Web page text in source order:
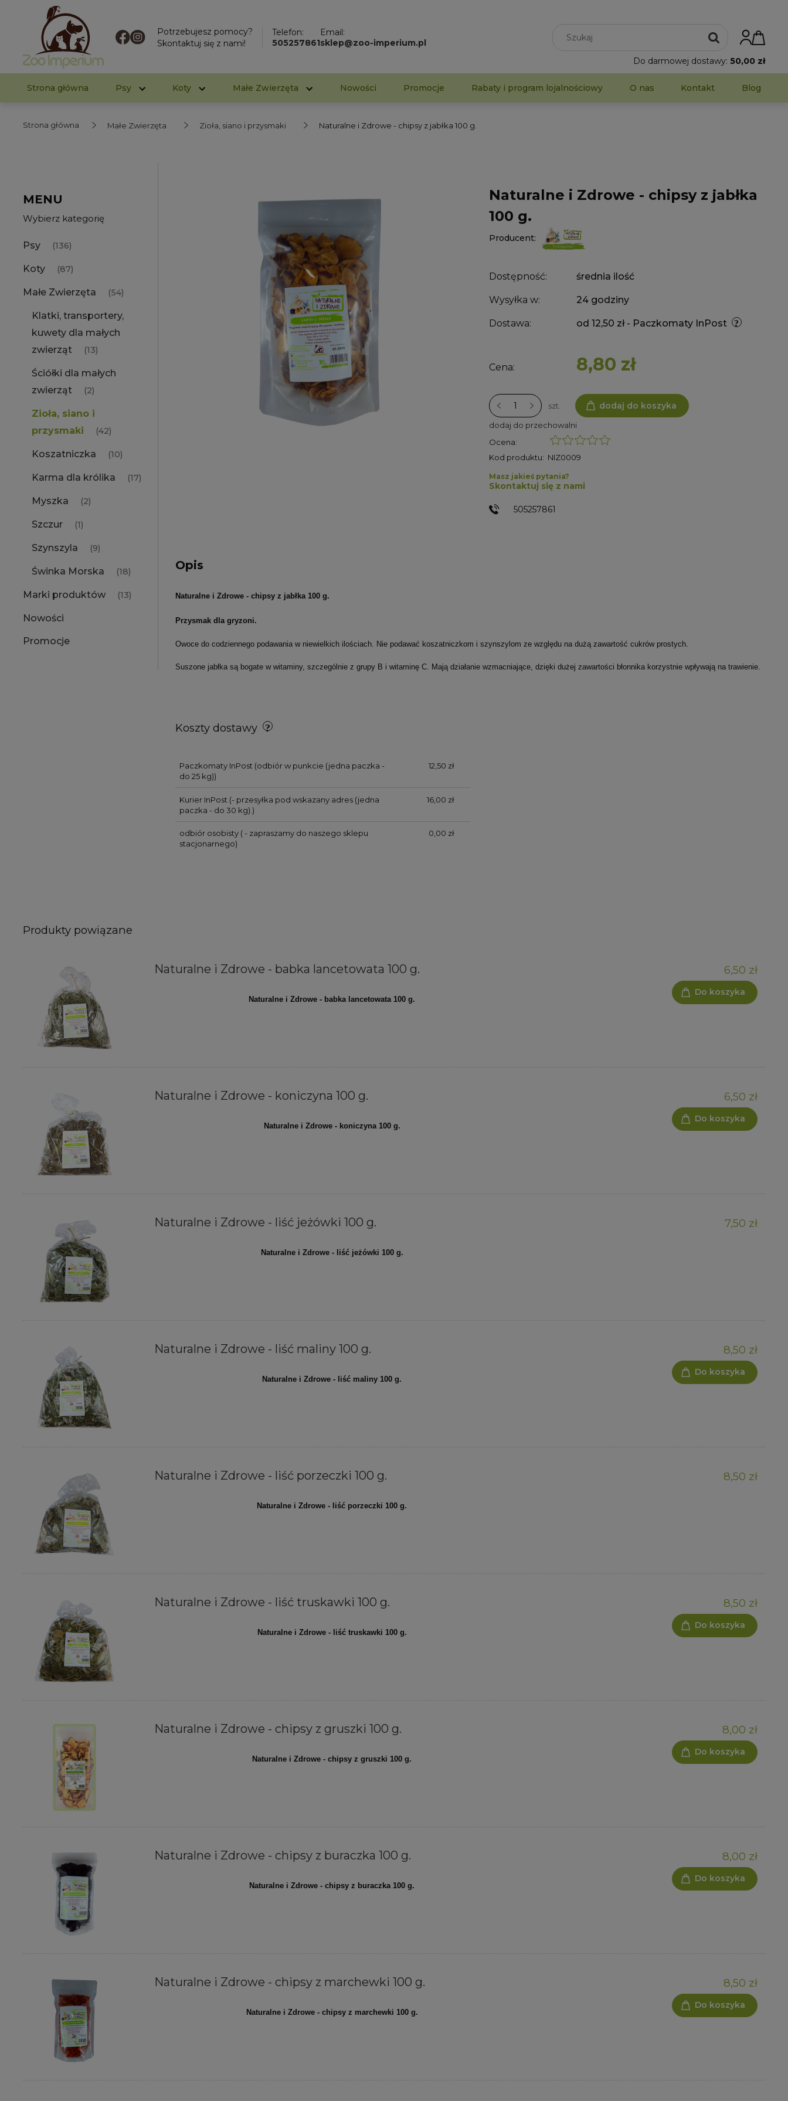
Potrzebujesz pomocy?
Skontaktuj się z nami!
Telefon:
505257861
Email:
sklep@zoo-imperium.pl
Do darmowej dostawy: 50,00 zł
Strona główna Psy Koty Małe Zwierzęta Nowości Promocje Rabaty i program lojalnościowy O nas Kontakt Blog
Strona główna Małe Zwierzęta Zioła, siano i przysmaki Naturalne i Zdrowe - chipsy z jabłka 100 g.
MENU
Wybierz kategorię
Psy (136)
Koty (87)
Małe Zwierzęta (54)
Klatki, transportery,
kuwety dla małych
zwierząt
(13)
Ściółki dla małych
zwierząt
(2)
Zioła, siano i
przysmaki
(42)
Koszatniczka (10)
Karma dla królika (17)
Myszka (2)
Szczur (1)
Szynszyla (9)
Świnka Morska (18)
Marki produktów (13)
Nowości
Promocje
Naturalne i Zdrowe - chipsy z jabłka
100 g.
Producent:
Dostępność: średnia ilość
Wysyłka w: 24 godziny
Dostawa: od 12,50 zł - Paczkomaty InPost
Cena: 8,80 zł
szt. dodaj do koszyka
dodaj do przechowalni
Ocena:
Kod produktu: NIZ0009
Masz jakieś pytania?
Skontaktuj się z nami
505257861
Opis
Naturalne i Zdrowe - chipsy z jabłka 100 g.
Przysmak dla gryzoni.
Owoce do codziennego podawania w niewielkich ilościach. Nie podawać koszatniczkom i szynszylom ze względu na dużą zawartość cukrów prostych.
Suszone jabłka są bogate w witaminy, szczególnie z grupy B i witaminę C. Mają działanie wzmacniające, dzięki dużej zawartości błonnika korzystnie wpływają na trawienie.
Koszty dostawy
Paczkomaty InPost (odbiór w punkcie (jedna paczka -
do 25 kg))
12,50 zł
Kurier InPost (- przesyłka pod wskazany adres (jedna
paczka - do 30 kg).)
16,00 zł
odbiór osobisty( - zapraszamy do naszego sklepu
stacjonarnego)
0,00 zł
Produkty powiązane
Naturalne i Zdrowe - babka lancetowata 100 g.
Naturalne i Zdrowe - babka lancetowata 100 g.
6,50 zł
Do koszyka
Naturalne i Zdrowe - koniczyna 100 g.
Naturalne i Zdrowe - koniczyna 100 g.
6,50 zł
Do koszyka
Naturalne i Zdrowe - liść jeżówki 100 g.
Naturalne i Zdrowe - liść jeżówki 100 g.
7,50 zł
Naturalne i Zdrowe - liść maliny 100 g.
Naturalne i Zdrowe - liść maliny 100 g.
8,50 zł
Do koszyka
Naturalne i Zdrowe - liść porzeczki 100 g.
Naturalne i Zdrowe - liść porzeczki 100 g.
8,50 zł
Naturalne i Zdrowe - liść truskawki 100 g.
Naturalne i Zdrowe - liść truskawki 100 g.
8,50 zł
Do koszyka
Naturalne i Zdrowe - chipsy z gruszki 100 g.
Naturalne i Zdrowe - chipsy z gruszki 100 g.
8,00 zł
Do koszyka
Naturalne i Zdrowe - chipsy z buraczka 100 g.
Naturalne i Zdrowe - chipsy z buraczka 100 g.
8,00 zł
Do koszyka
Naturalne i Zdrowe - chipsy z marchewki 100 g.
Naturalne i Zdrowe - chipsy z marchewki 100 g.
8,50 zł
Do koszyka